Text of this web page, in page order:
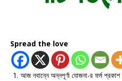
Spread the love
আজ নবান্নে অন্নপূর্ণা যোজনা-র ফর্ম প্রকাশ